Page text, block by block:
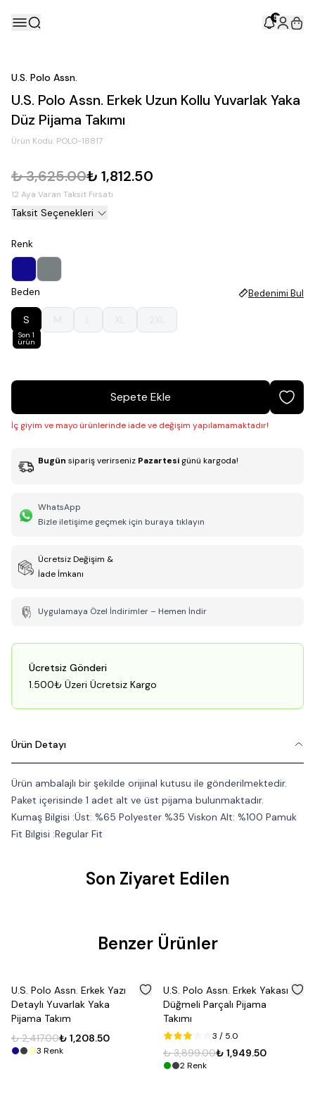
5
U.S. Polo Assn.
U.S. Polo Assn. Erkek Uzun Kollu Yuvarlak Yaka
Düz Pijama Takımı
Ürün Kodu: POLO-18817
₺ 3,625.00₺ 1,812.50
12 Aya Varan Taksit Fırsatı
Taksit Seçenekleri
Renk
Beden Bedenimi Bul
S
Son 1
ürün
Sepete Ekle
İç giyim ve mayo ürünlerinde iade ve değişim yapılamamaktadır!
Bugün sipariş verirseniz Pazartesi günü kargoda!
WhatsApp
Bizle iletişime geçmek için buraya tıklayın
Ücretsiz Değişim &
İade İmkanı
Uygulamaya Özel İndirimler – Hemen İndir
Ücretsiz Gönderi
1.500₺ Üzeri Ücretsiz Kargo
Ürün Detayı
Ürün ambalajlı bir şekilde orijinal kutusu ile gönderilmektedir.
Paket içerisinde 1 adet alt ve üst pijama bulunmaktadır.
Kumaş Bilgisi :Üst: %65 Polyester %35 Viskon Alt: %100 Pamuk
Fit Bilgisi :Regular Fit
Son Ziyaret Edilen
Benzer Ürünler
50
U.S. Polo Assn. Erkek Yazı
Detaylı Yuvarlak Yaka
Pijama Takım
₺ 2,417.00₺ 1,208.50
3 Renk
% 50
U.S. Polo Assn. Erkek Yakası
Düğmeli Parçalı Pijama
Takımı
3 / 5.0
₺ 3,899.00₺ 1,949.50
2Renk